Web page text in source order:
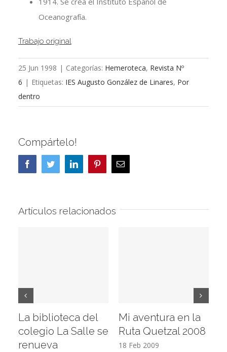
Oceanografía.
Trabajo original
25 Jun 1998 | Categorías: Hemeroteca, Revista Nº
6 | Etiquetas: IES Augusto González de Linares, Por
dentro
Compártelo!
FacebookTwitterLinkedInPinterestCorreo
electrónico
Artículos relacionados
La biblioteca del
colegio La Salle se
renueva
Mi aventura en la
Ruta Quetzal 2008
18 Feb 2009